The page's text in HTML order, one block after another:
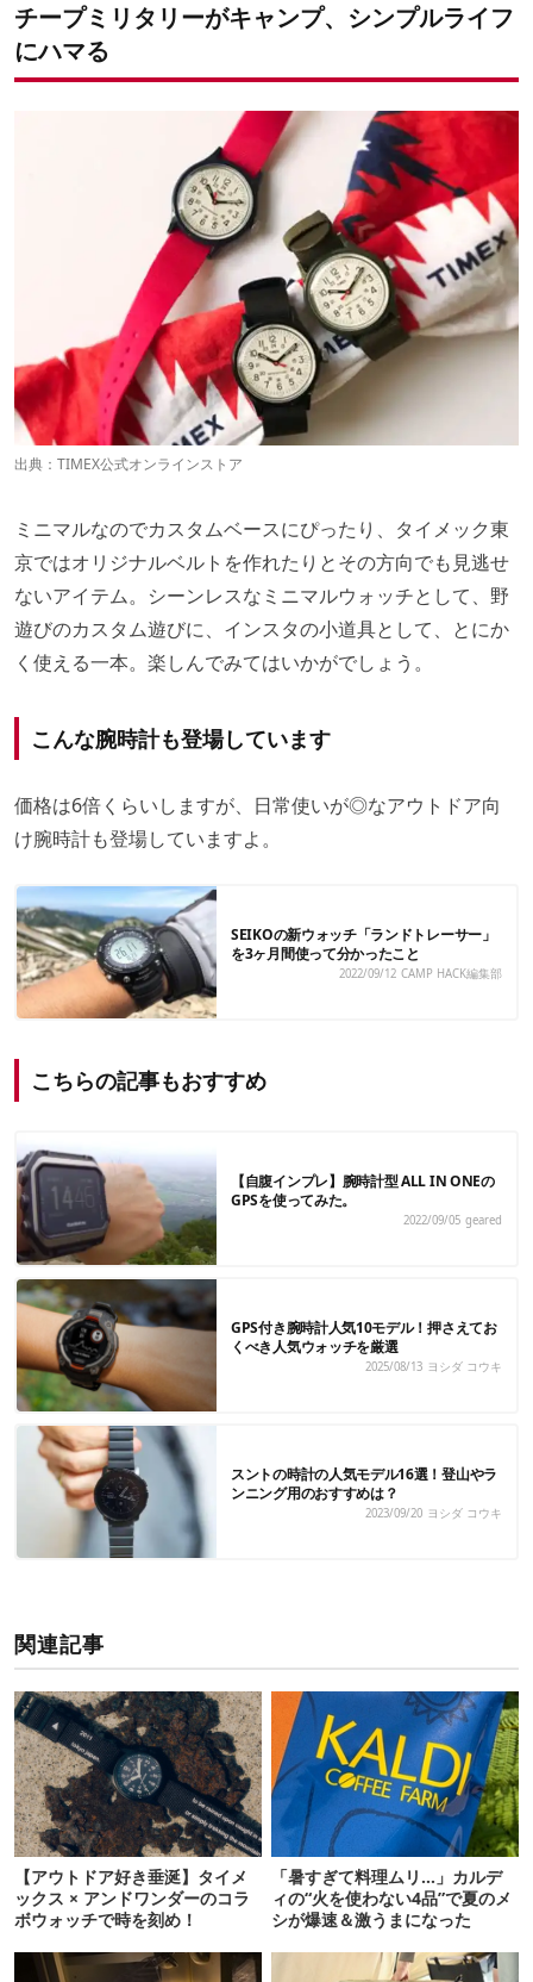
チープミリタリーがキャンプ、シンプルライフ
にハマる
出典： TIMEX公式オンラインストア
ミニマルなのでカスタムベースにぴったり、タイメック東
京ではオリジナルベルトを作れたりとその方向でも見逃せ
ないアイテム。シーンレスなミニマルウォッチとして、野
遊びのカスタム遊びに、インスタの小道具として、とにか
く使える一本。楽しんでみてはいかがでしょう。
こんな腕時計も登場しています
価格は6倍くらいしますが、日常使いが◎なアウトドア向
け腕時計も登場していますよ。
SEIKOの新ウォッチ「ランドトレーサー」
を3ヶ月間使って分かったこと
2022/09/12 CAMP HACK編集部
こちらの記事もおすすめ
【自腹インプレ】腕時計型 ALL IN ONEの
GPSを使ってみた。
2022/09/05 geared
GPS付き腕時計人気10モデル！押さえてお
くべき人気ウォッチを厳選
2025/08/13 ヨシダ コウキ
スントの時計の人気モデル16選！登山やラ
ンニング用のおすすめは？
2023/09/20 ヨシダ コウキ
関連記事
【アウトドア好き垂涎】タイメ
ックス × アンドワンダーのコラ
ボウォッチで時を刻め！
「暑すぎて料理ムリ…」カルデ
ィの“火を使わない4品”で夏のメ
シが爆速＆激うまになった